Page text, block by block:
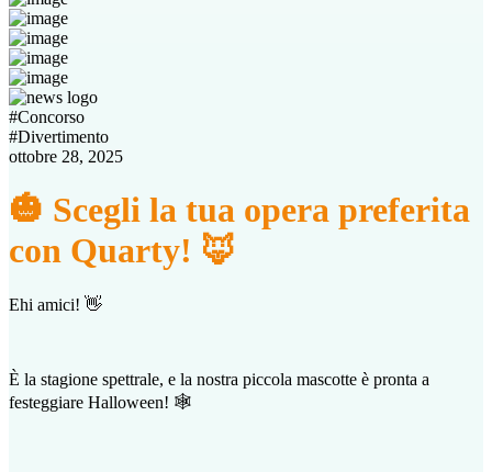
#Concorso
#Divertimento
ottobre 28, 2025
🎃 Scegli la tua opera preferita
con Quarty! 🦊
Ehi amici! 👋
È la stagione spettrale, e la nostra piccola mascotte è pronta a
festeggiare Halloween! 🕸️